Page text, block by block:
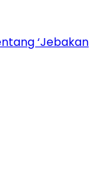
‘Jebakan